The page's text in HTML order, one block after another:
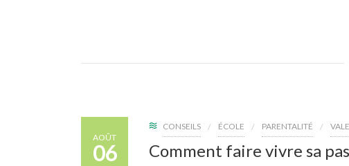
AOÛT
06
CONSEILS ÉCOLE PARENTALITÉ
Comment faire vivre sa